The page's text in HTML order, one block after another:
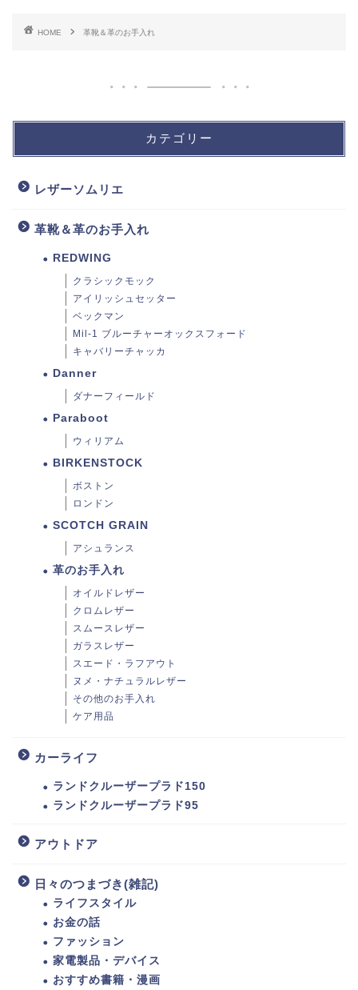
HOME 革靴＆革のお手入れ
カテゴリー
レザーソムリエ
革靴＆革のお手入れ
REDWING
クラシックモック
アイリッシュセッター
ベックマン
Mil-1 ブルーチャーオックスフォード
キャバリーチャッカ
Danner
ダナーフィールド
Paraboot
ウィリアム
BIRKENSTOCK
ボストン
ロンドン
SCOTCH GRAIN
アシュランス
革のお手入れ
オイルドレザー
クロムレザー
スムースレザー
ガラスレザー
スエード・ラフアウト
ヌメ・ナチュラルレザー
その他のお手入れ
ケア用品
カーライフ
ランドクルーザープラド150
ランドクルーザープラド95
アウトドア
日々のつまづき(雑記)
ライフスタイル
お金の話
ファッション
家電製品・デバイス
おすすめ書籍・漫画